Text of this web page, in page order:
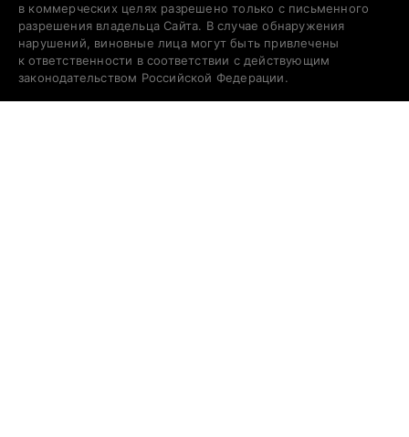
в коммерческих целях разрешено только с письменного
разрешения владельца Сайта. В случае обнаружения
нарушений, виновные лица могут быть привлечены
к ответственности в соответствии с действующим
законодательством Российской Федерации.